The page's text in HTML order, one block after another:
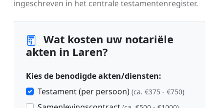
ingeschreven in het centrale testamentenregister.
Wat kosten uw notariële
akten in Laren?
Kies de benodigde akten/diensten:
Testament (per persoon) (ca. €375 - €750)